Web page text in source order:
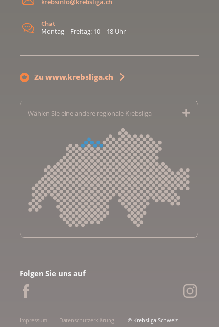
krebsinfo@krebsliga.ch
Chat
Montag – Freitag: 10 – 18 Uhr
Zu www.krebsliga.ch
Wählen Sie eine andere regionale Krebsliga
Krebsliga Bern
Krebsliga Freiburg
Krebsliga Graubünden
Folgen Sie uns auf
Impressum Datenschutzerklärung © Krebsliga Schweiz